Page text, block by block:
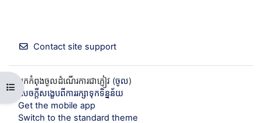
Open course index
Contact site support
អ្នកកំពុងចូលដំណើរការជាភ្ញៀវ (ចូល)
សេចក្តីសង្ខេបពីការរក្សាទុកទិន្នន័យ
Get the mobile app
Switch to the standard theme